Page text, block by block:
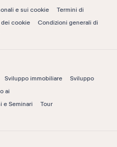
e sui cookie
Termini di
dei cookie
Condizioni generali di
Sviluppo immobiliare
Sviluppo
ai
e Seminari
Tour